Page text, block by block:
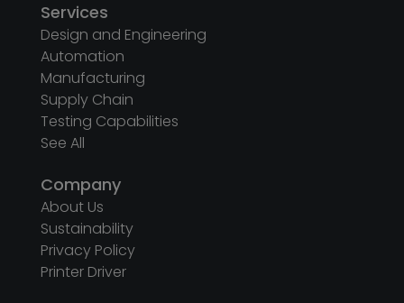
Services
Design and Engineering
Automation
Manufacturing
Supply Chain
Testing Capabilities
See All
Company
About Us
Sustainability
Privacy Policy
Printer Driver